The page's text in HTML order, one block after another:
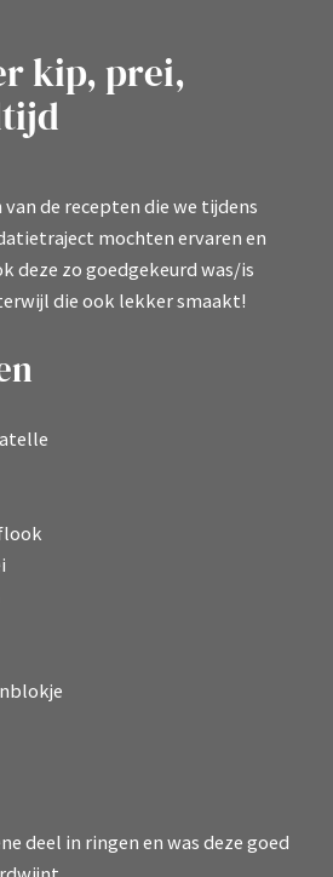
kip, prei,
de recepten die we tijdens
mochten ervaren en
deze zo goedgekeurd was/is
die ook lekker smaakt!
deel in ringen en was deze goed